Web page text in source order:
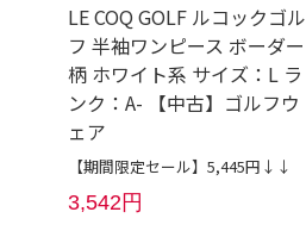
LE COQ GOLF ルコックゴル
フ 半袖ワンピース ボーダー
柄 ホワイト系 サイズ：L ラ
ンク：A- 【中古】ゴルフウ
ェア
【期間限定セール】5,445円↓↓
3,542円